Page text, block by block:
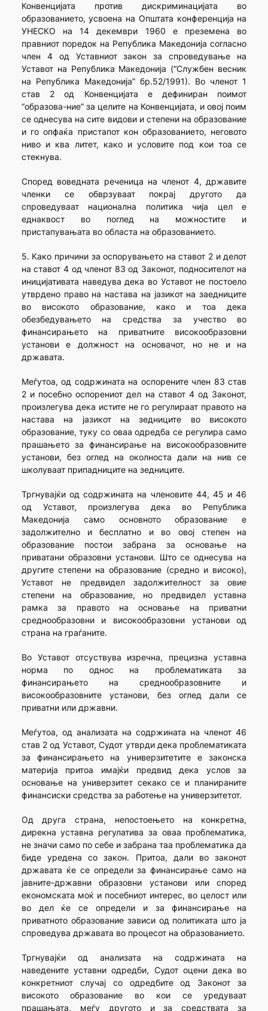
Конвенцијата против дискриминацијата во
образованието, усвоена на Општата конференција на
УНЕСКО на 14 декември 1960 е преземена во
правниот поредок на Република Македонија согласно
член 4 од Уставниот закон за спроведување на
Уставот на Република Македонија (“Службен весник
на Република Македонија” бр.52/1991). Во членот 1
став 2 од Конвенцијата е дефиниран поимот
“образова-ние” за целите на Конвенцијата, и овој поим
се однесува на сите видови и степени на образование
и го опфаќа пристапот кон образованието, неговото
ниво и ква литет, како и условите под кои тоа се
стекнува.
Според воведната реченица на членот 4, државите
членки се обврзуваат покрај другото да
спроведуваат национална политика чија цел е
еднаквост во поглед на можностите и
пристапувањата во областа на образованието.
5. Како причини за оспорувањето на ставот 2 и делот
на ставот 4 од членот 83 од Законот, подносителот на
иницијативата наведува дека во Уставот не постоело
утврдено право на настава на јазикот на заедниците
во високото образование, како и тоа дека
обезбедувањето на средства за учество во
финансирањето на приватните високообразовни
установи е должност на основачот, но не и на
државата.
Меѓутоа, од содржината на оспорените член 83 став
2 и посебно оспорениот дел на ставот 4 од Законот,
произлегува дека истите не го регулираат правото на
настава на јазикот на зедниците во високото
образование, туку со оваа одредба се регулира само
прашањето за финансирање на високообразовните
установи, без оглед на околноста дали на нив се
школуваат припадниците на зедниците.
Тргнувајќи од содржината на членовите 44, 45 и 46
од Уставот, произлегува дека во Република
Македонија само основното образование е
задолжително и бесплатно и во овој степен на
образование постои забрана за основање на
приватани образовни установи. Што се однесува на
другите степени на образование (средно и високо),
Уставот не предвидел задолжителност за овие
степени на образование, но предвидел уставна
рамка за правото на основање на приватни
среднообразовни и високообразовни установи од
страна на граѓаните.
Во Уставот отсуствува изречна, прецизна уставна
норма по однос на проблематиката за
финансирањето на среднообразовните и
високообразовните установи, без оглед дали се
приватни или државни.
Меѓутоа, од анализата на содржината на членот 46
став 2 од Уставот, Судот утврди дека проблематиката
за финансирањето на универзитетите е законска
материја притоа имајќи предвид дека услов за
основање на универзитет секако се и планираните
финансиски средства за работење на универзитетот.
Од друга страна, непостоењето на конкретна,
дирекна уставна регулатива за оваа проблематика,
не значи само по себе и забрана таа проблематика да
биде уредена со закон. Притоа, дали во законот
државата ќе се определи за финансирање само на
јавните-државни образовни установи или според
економската моќ и посебниот интерес, во целост или
во дел ќе се определи и за финансирање на
приватното образование зависи од политиката што ја
спроведува државата во процесот на образованието.
Тргнувајќи од анализата на содржината на
наведените уставни одредби, Судот оцени дека во
конкретниот случај со одредбите од Законот за
високото образование во кои се уредуваат
прашањата, меѓу другото и за средствата за